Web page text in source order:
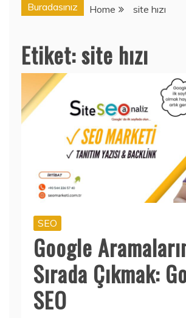
Buradasınız Home site hızı
Etiket:site hızı
SEO
Google
Sırada Çıkmak:
SEO